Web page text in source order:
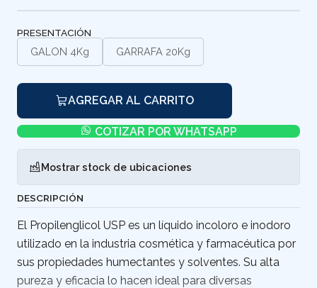
PRESENTACIÓN
GALON 4Kg GARRAFA 20Kg
AGREGAR AL CARRITO
COTIZAR POR WHATSAPP
Mostrar stock de ubicaciones
DESCRIPCIÓN
El Propilenglicol USP es un líquido incoloro e inodoro
utilizado en la industria cosmética y farmacéutica por
sus propiedades humectantes y solventes. Su alta
pureza y eficacia lo hacen ideal para diversas